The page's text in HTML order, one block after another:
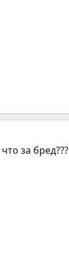
за бред???